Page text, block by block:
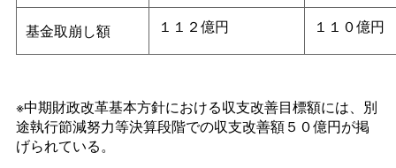
基金取崩し額 １１２億円 １１０億円
※中期財政改革基本方針における収支改善目標額には、別
途執行節減努力等決算段階での収支改善額５０億円が掲
げられている。